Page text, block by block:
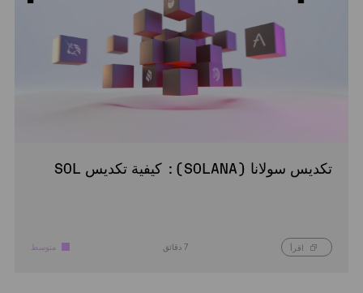
تكديس سولانا (SOLANA): كيفية تكديس SOL
اقرأ 7 دقائق متوسط